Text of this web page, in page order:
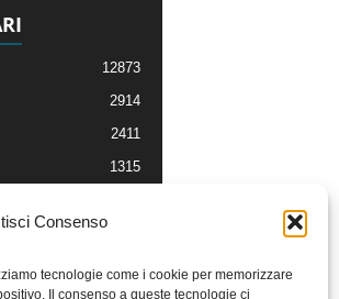
Consenso
tecnologie come i cookie per memorizzare
Il consenso a queste tecnologie ci
12873
2914
2411
1315